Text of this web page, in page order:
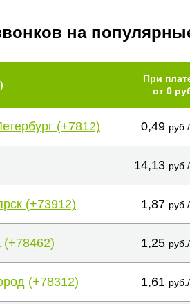
на
При
от 0
(+7812) 0,49
14,13
(+73912) 1,87
1,25
(+78312) 1,61